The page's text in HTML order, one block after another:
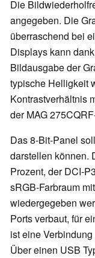
Die
angegeben. Die
überraschend bei
Displays kann
Bildausgabe der
typische Helligkeit
Kontrastverhältnis
der MAG
Das 8-Bit-Panel
darstellen können.
Prozent, der DCI-
sRGB-Farbraum
wiedergegeben
Ports verbaut, für
ist eine
Über einen USB